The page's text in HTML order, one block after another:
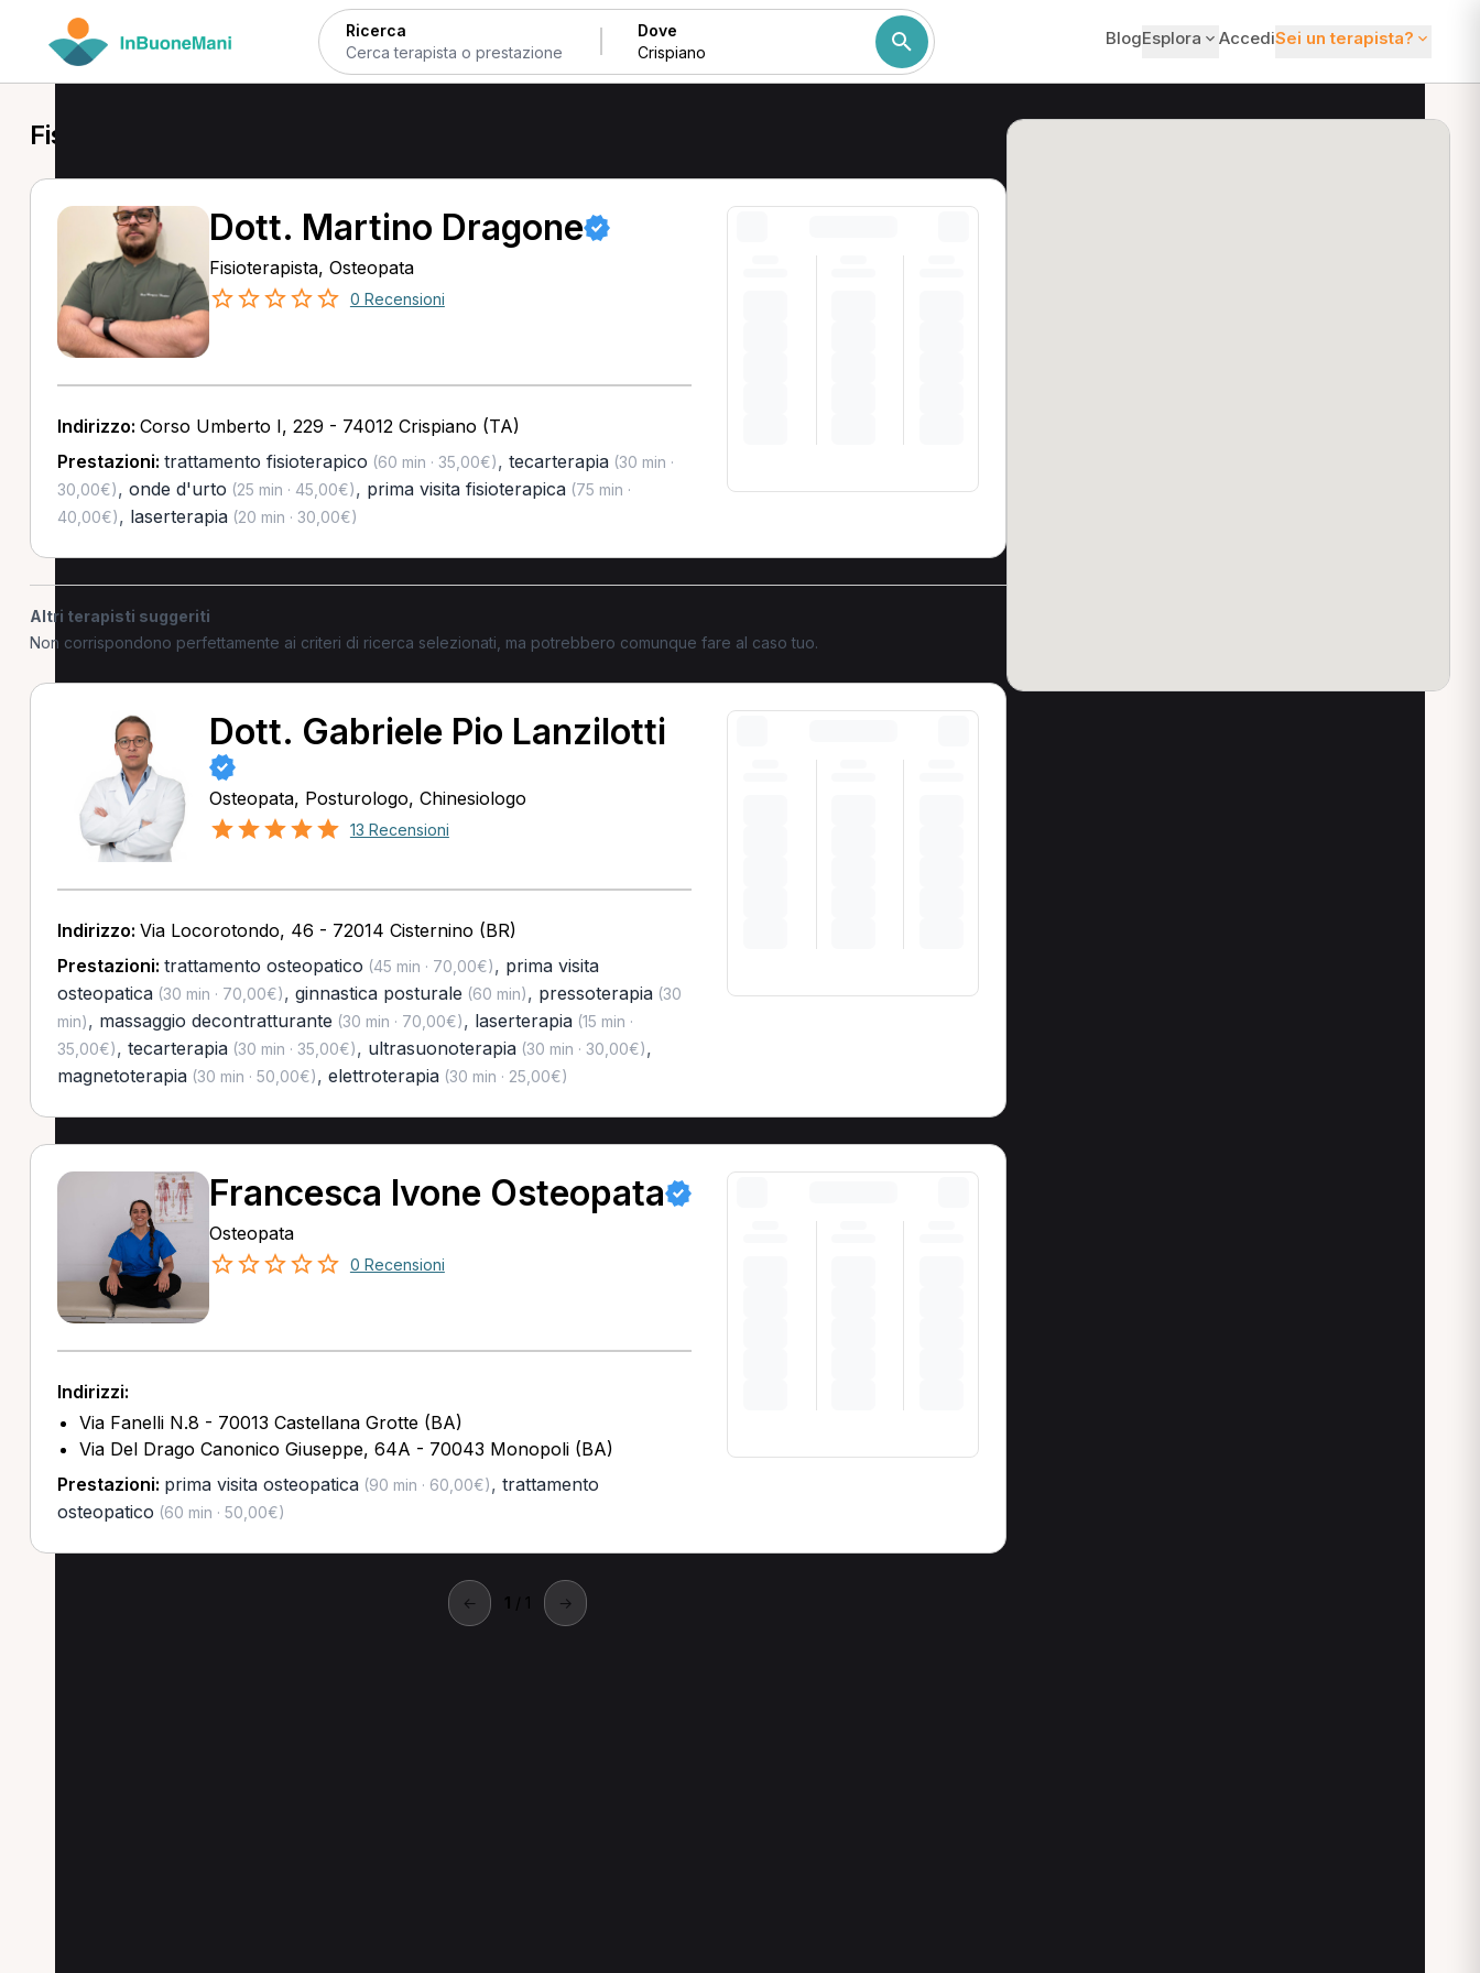
Ricerca Dove BlogEsplora AccediSei un terapista?
Fisioterapista a Crispiano
Dott. Martino Dragone
Fisioterapista, Osteopata
0 Recensioni
Indirizzo: Corso Umberto I, 229 - 74012 Crispiano (TA)
Prestazioni: trattamento fisioterapico (60 min · 35,00€), tecarterapia(30 min ·
30,00€), onde d'urto (25 min · 45,00€), prima visita fisioterapica(75 min ·
40,00€), laserterapia(20 min · 30,00€)
Altri terapisti suggeriti
Non corrispondono perfettamente ai criteri di ricerca selezionati, ma potrebbero comunque fare al caso tuo.
Dott. Gabriele Pio Lanzilotti
Osteopata, Posturologo, Chinesiologo
13 Recensioni
Indirizzo: Via Locorotondo, 46 - 72014 Cisternino (BR)
Prestazioni: trattamento osteopatico (45 min · 70,00€), prima visita
osteopatica(30 min · 70,00€), ginnastica posturale (60 min), pressoterapia(30
min), massaggio decontratturante (30 min · 70,00€), laserterapia(15 min ·
35,00€), tecarterapia(30 min · 35,00€), ultrasuonoterapia(30 min · 30,00€),
magnetoterapia(30 min · 50,00€), elettroterapia(30 min · 25,00€)
Francesca Ivone Osteopata
Osteopata
0 Recensioni
Indirizzi:
Via Fanelli N.8 - 70013 Castellana Grotte (BA)
Via Del Drago Canonico Giuseppe, 64A - 70043 Monopoli (BA)
Prestazioni: prima visita osteopatica(90 min · 60,00€), trattamento
osteopatico (60 min · 50,00€)
← 1 / 1 →